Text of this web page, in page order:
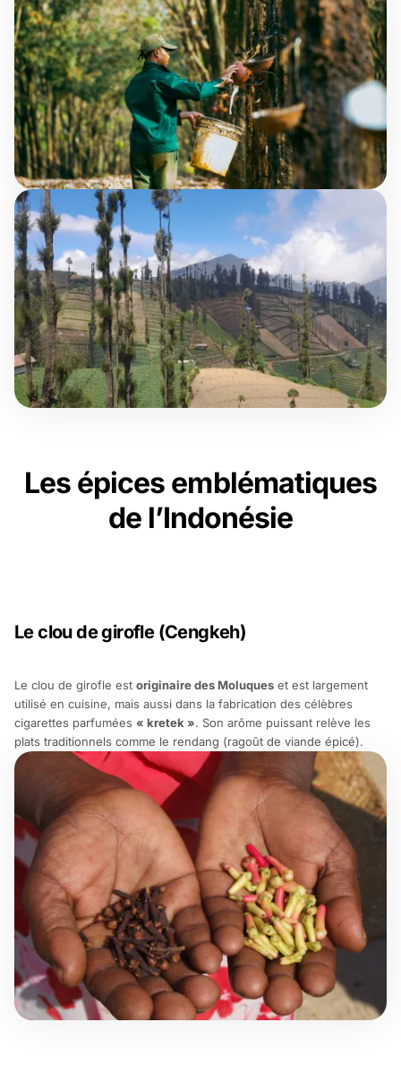
Les épices emblématiques
de l’Indonésie
Le clou de girofle (Cengkeh)
Le clou de girofle est originaire des Moluques et est largement
utilisé en cuisine, mais aussi dans la fabrication des célèbres
cigarettes parfumées « kretek ». Son arôme puissant relève les
plats traditionnels comme le rendang (ragoût de viande épicé).